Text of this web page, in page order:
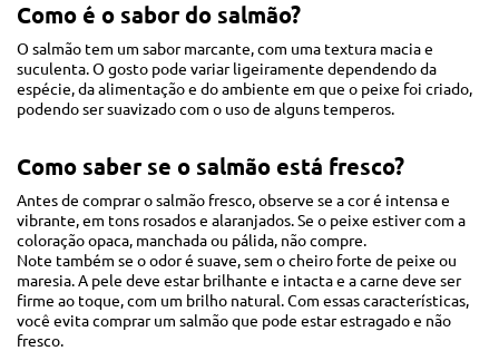
Como é o sabor do salmão?
O salmão tem um sabor marcante, com uma textura macia e
suculenta. O gosto pode variar ligeiramente dependendo da
espécie, da alimentação e do ambiente em que o peixe foi criado,
podendo ser suavizado com o uso de alguns temperos.
Como saber se o salmão está fresco?
Antes de comprar o salmão fresco, observe se a cor é intensa e
vibrante, em tons rosados e alaranjados. Se o peixe estiver com a
coloração opaca, manchada ou pálida, não compre.
Note também se o odor é suave, sem o cheiro forte de peixe ou
maresia. A pele deve estar brilhante e intacta e a carne deve ser
firme ao toque, com um brilho natural. Com essas características,
você evita comprar um salmão que pode estar estragado e não
fresco.